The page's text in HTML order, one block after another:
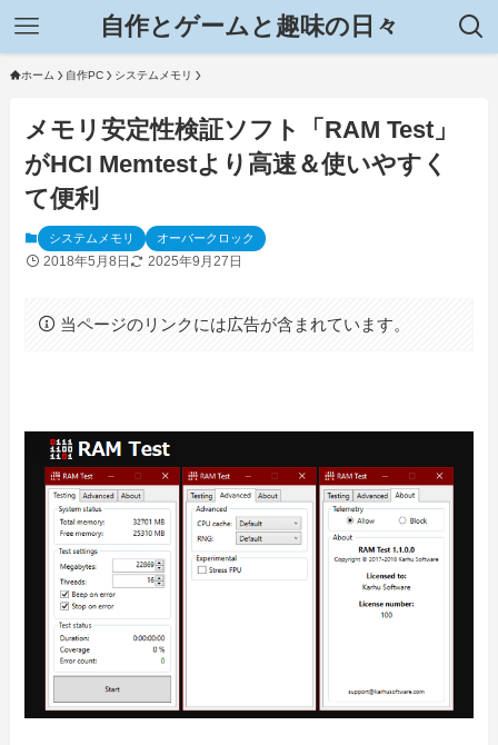
自作とゲームと趣味の日々
ホーム 自作PC システムメモリ
メモリ安定性検証ソフト「RAM Test」
がHCI Memtestより高速＆使いやすく
て便利
システムメモリ オーバークロック
2018年5月8日 2025年9月27日
当ページのリンクには広告が含まれています。